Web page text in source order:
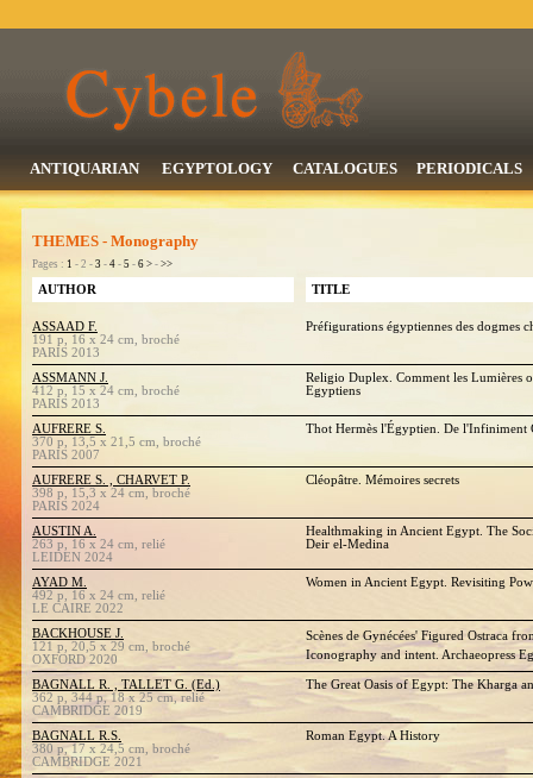
ANTIQUARIAN EGYPTOLOGY CATALOGUES PERIODICALS
THEMES - Monography
Pages : 1 - 2 - 3 - 4 - 5 - 6 > - >>
AUTHOR TITLE
ASSAAD F.
191 p, 16 x 24 cm, broché
PARIS 2013
Préfigurations égyptiennes des dogmes
ASSMANN J.
412 p, 15 x 24 cm, broché
PARIS 2013
Religio Duplex. Comment les Lumières
Egyptiens
AUFRERE S.
370 p, 13,5 x 21,5 cm, broché
PARIS 2007
Thot Hermès l'Égyptien. De l'Infiniment
AUFRERE S. , CHARVET P.
398 p, 15,3 x 24 cm, broché
PARIS 2024
Cléopâtre. Mémoires secrets
AUSTIN A.
263 p, 16 x 24 cm, relié
LEIDEN 2024
Healthmaking in Ancient Egypt. The
Deir el-Medina
AYAD M.
492 p, 16 x 24 cm, relié
LE CAIRE 2022
Women in Ancient Egypt. Revisiting
BACKHOUSE J.
121 p, 20,5 x 29 cm, broché
OXFORD 2020
Scènes de Gynécées' Figured Ostraca
Iconography and intent. Archaeopress
BAGNALL R. , TALLET G. (Ed.)
362 p, 344 p, 18 x 25 cm, relié
CAMBRIDGE 2019
The Great Oasis of Egypt: The Kharga
BAGNALL R.S.
380 p, 17 x 24,5 cm, broché
CAMBRIDGE 2021
Roman Egypt. A History